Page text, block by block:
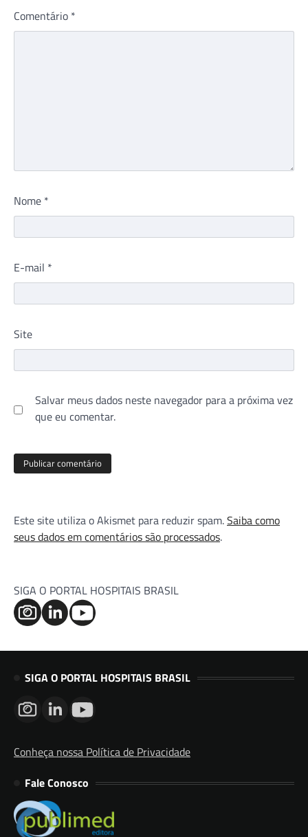
Comentário *
Nome *
E-mail *
Site
Salvar meus dados neste navegador para a próxima vez
que eu comentar.
Este site utiliza o Akismet para reduzir spam.Saiba como
seus dados em comentários são processados.
SIGA O PORTAL HOSPITAIS BRASIL
SIGA O PORTAL HOSPITAIS BRASIL
Conheça nossa Política de Privacidade
Fale Conosco